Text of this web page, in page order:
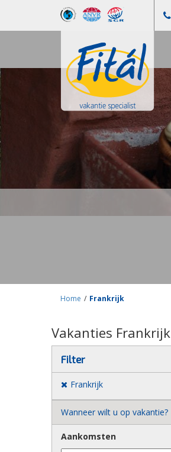
Home / Frankrijk
Vakanties Frankrijk
Filter
Frankrijk
Wanneer wilt u op vakantie?
Aankomsten